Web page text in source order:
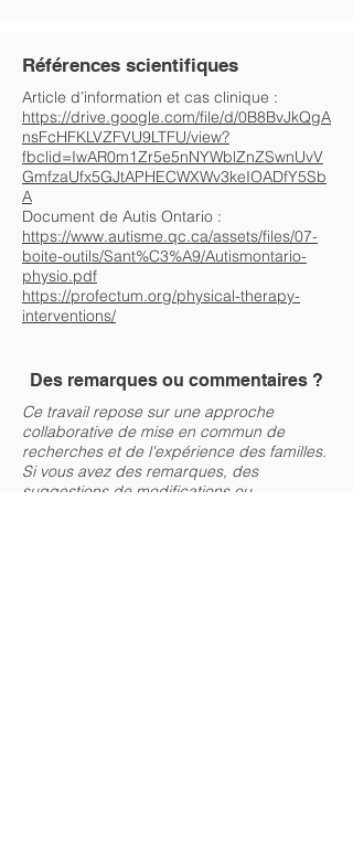
Références scientifiques
Article d’information et cas clinique :
https://drive.google.com/file/d/0B8BvJkQgA
nsFcHFKLVZFVU9LTFU/view?
fbclid=IwAR0m1Zr5e5nNYWblZnZSwnUvV
GmfzaUfx5GJtAPHECWXWv3keIOADfY5Sb
A
Document de Autis Ontario :
https://www.autisme.qc.ca/assets/files/07-
boite-outils/Sant%C3%A9/Autismontario-
physio.pdf
https://profectum.org/physical-therapy-
interventions/
Des remarques ou commentaires ?
Ce travail repose sur une approche
collaborative de mise en commun de
recherches et de l'expérience des familles.
Si vous avez des remarques, des
suggestions de modifications ou